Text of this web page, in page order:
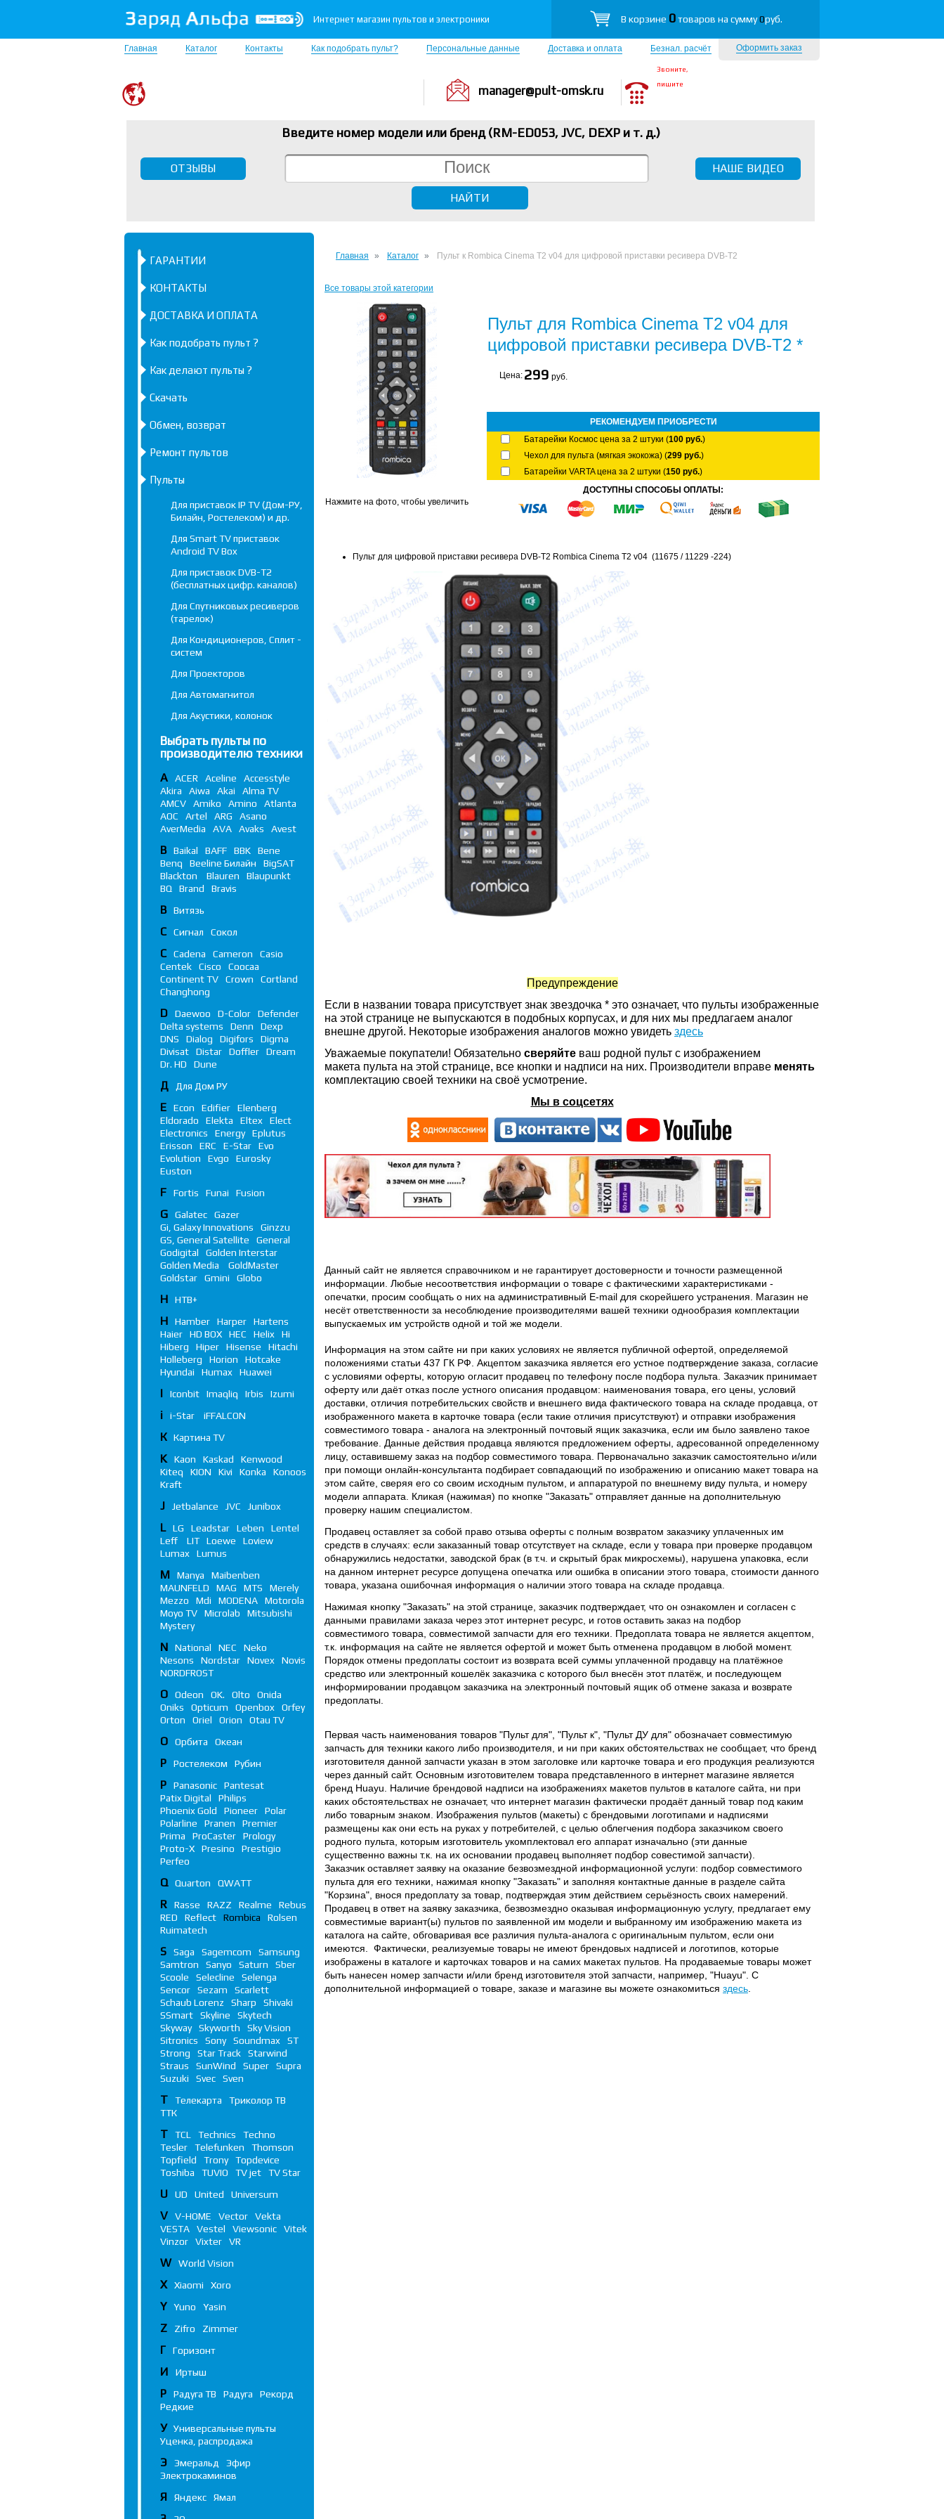
Интернет магазин пультов и электроники В корзине 0товаров на сумму0руб.
Оформить заказ
Главная Каталог Контакты Как подобрать пульт? Персональные данные Доставка и оплата Безнал. расчёт
manager@pult-omsk.ru
Звоните,
пишите
Введите номер модели или бренд (RM-ED053, JVC, DEXP и т. д.)
ОТЗЫВЫ НАШЕ ВИДЕО
Главная Каталог Пульт к Rombica Cinema T2 v04 для цифровой приставки ресивера DVB-T2
Все товары этой категории
Нажмите на фото, чтобы увеличить
Пульт для Rombica Cinema T2 v04 для
цифровой приставки ресивера DVB-T2 *
Цена: 299 руб.
РЕКОМЕНДУЕМ ПРИОБРЕСТИ
Батарейки Космос цена за 2 штуки (100 руб.)
Чехол для пульта (мягкая экокожа) (299 руб.)
Батарейки VARTA цена за 2 штуки (150 руб.)
ДОСТУПНЫ СПОСОБЫ ОПЛАТЫ:
Пульт для цифровой приставки ресивера DVB-T2 Rombica Cinema T2 v04 (11675 / 11229 -224)
Предупреждение
Если в названии товара присутствует знак звездочка * это означает, что пульты изображенные
на этой странице не выпускаются в подобных корпусах, и для них мы предлагаем аналог
внешне другой. Некоторые изображения аналогов можно увидеть здесь
Уважаемые покупатели! Обязательно сверяйте ваш родной пульт с изображением
макета пульта на этой странице, все кнопки и надписи на них. Производители вправе менять
комплектацию своей техники на своё усмотрение.
Мы в соцсетях
Данный сайт не является справочником и не гарантирует достоверности и точности размещенной
информации. Любые несоответствия информации о товаре с фактическими характеристиками -
опечатки, просим сообщать о них на административный E-mail для скорейшего устранения. Магазин не
несёт ответственности за несоблюдение производителями вашей техники однообразия комплектации
выпускаемых им устройств одной и той же модели.
Информация на этом сайте ни при каких условиях не является публичной офертой, определяемой
положениями статьи 437 ГК РФ. Акцептом заказчика является его устное подтверждение заказа, согласие
с условиями оферты, которую огласит продавец по телефону после подбора пульта. Заказчик принимает
оферту или даёт отказ после устного описания продавцом: наименования товара, его цены, условий
доставки, отличия потребительских свойств и внешнего вида фактического товара на складе продавца, от
изображенного макета в карточке товара (если такие отличия присутствуют) и отправки изображения
совместимого товара - аналога на электронный почтовый ящик заказчика, если им было заявлено такое
требование. Данные действия продавца являются предложением оферты, адресованной определенному
лицу, оставившему заказ на подбор совместимого товара. Первоначально заказчик самостоятельно и/или
при помощи онлайн-консультанта подбирает совпадающий по изображению и описанию макет товара на
этом сайте, сверяя его со своим исходным пультом, и аппаратурой по внешнему виду пульта, и номеру
модели аппарата. Кликая (нажимая) по кнопке "Заказать" отправляет данные на дополнительную
проверку нашим специалистом.
Продавец оставляет за собой право отзыва оферты с полным возвратом заказчику уплаченных им
средств в случаях: если заказанный товар отсутствует на складе, если у товара при проверке продавцом
обнаружились недостатки, заводской брак (в т.ч. и скрытый брак микросхемы), нарушена упаковка, если
на данном интернет ресурсе допущена опечатка или ошибка в описании этого товара, стоимости данного
товара, указана ошибочная информация о наличии этого товара на складе продавца.
Нажимая кнопку "Заказать" на этой странице, заказчик подтверждает, что он ознакомлен и согласен с
данными правилами заказа через этот интернет ресурс, и готов оставить заказ на подбор
совместимого товара, совместимой запчасти для его техники. Предоплата товара не является акцептом,
т.к. информация на сайте не является офертой и может быть отменена продавцом в любой момент.
Порядок отмены предоплаты состоит из возврата всей суммы уплаченной продавцу на платёжное
средство или электронный кошелёк заказчика с которого был внесён этот платёж, и последующем
информировании продавцом заказчика на электронный почтовый ящик об отмене заказа и возврате
предоплаты.
Первая часть наименования товаров "Пульт для", "Пульт к", "Пульт ДУ для" обозначает совместимую
запчасть для техники какого либо производителя, и ни при каких обстоятельствах не сообщает, что бренд
изготовителя данной запчасти указан в этом заголовке или карточке товара и его продукция реализуются
через данный сайт. Основным изготовителем товара представленного в интернет магазине является
бренд Huayu. Наличие брендовой надписи на изображениях макетов пультов в каталоге сайта, ни при
каких обстоятельствах не означает, что интернет магазин фактически продаёт данный товар под каким
либо товарным знаком. Изображения пультов (макеты) с брендовыми логотипами и надписями
размещены как они есть на руках у потребителей, с целью облегчения подбора заказчиком своего
родного пульта, которым изготовитель укомплектовал его аппарат изначально (эти данные
существенно важны т.к. на их основании продавец выполняет подбор совестимой запчасти).
Заказчик оставляет заявку на оказание безвозмездной информационной услуги: подбор совместимого
пульта для его техники, нажимая кнопку "Заказать" и заполняя контактные данные в разделе сайта
"Корзина", внося предоплату за товар, подтверждая этим действием серьёзность своих намерений.
Продавец в ответ на заявку заказчика, безвозмездно оказывая информационную услугу, предлагает ему
совместимые вариант(ы) пультов по заявленной им модели и выбранному им изображению макета из
каталога на сайте, обговаривая все различия пульта-аналога с оригинальным пультом, если они
имеются. Фактически, реализуемые товары не имеют брендовых надписей и логотипов, которые
изображены в каталоге и карточках товаров и на самих макетах пультов. На продаваемые товары может
быть нанесен номер запчасти и/или бренд изготовителя этой запчасти, например, "Huayu". С
дополнительной информацией о товаре, заказе и магазине вы можете ознакомиться здесь
ГАРАНТИИ
КОНТАКТЫ
ДОСТАВКА И ОПЛАТА
Как подобрать пульт ?
Как делают пульты ?
Скачать
Обмен, возврат
Ремонт пультов
Пульты
Для приставок IP TV (Дом-РУ,
Билайн, Ростелеком) и др.
Для Smart TV приставок
Android TV Box
Для приставок DVB-T2
(бесплатных цифр. каналов)
Для Спутниковых ресиверов
(тарелок)
Для Кондиционеров, Сплит -
систем
Для Проекторов
Для Автомагнитол
Для Акустики, колонок
Выбрать пульты по
производителю техники
A ACER Aceline
Accesstyle
Akira
Aiwa Akai
Alma TV
AMCV
Amiko Amino
Atlanta
AOC
Artel ARG
Asano
AverMedia
AVA Avaks Avest
B Baikal BAFF BBK
Bene
Benq
Beeline Билайн
BigSAT
Blackton
Blauren
Blaupunkt
BQ
Brand Bravis
В Витязь
С Сигнал Сокол
C Cadena Cameron
Casio
Centek
Cisco
Coocaa
Continent TV
Crown
Cortland
Changhong
D Daewoo D-Color
Defender
Delta systems
Denn
Dexp
DNS
Dialog Digifors
Digma
Divisat
Distar Doffler
Dream
Dr. HD
Dune
Д Для Дом РУ
E Econ Edifier
Elenberg
Eldorado
Elekta Eltex
Elect
Electronics
Energy
Eplutus
Erisson
ERC E-Star
Evo
Evolution
Evgo
Eurosky
Euston
F Fortis Funai Fusion
G Galatec
Gazer
Gi, Galaxy Innovations
Ginzzu
GS, General Satellite
General
Godigital
Golden Interstar
Golden Media
GoldMaster
Goldstar
Gmini Globo
Н НТВ+
H Hamber Harper
Hartens
Haier
HD BOX HEC Helix
Hi
Hiberg
Hiper Hisense
Hitachi
Holleberg
Horion
Hotcake
Hyundai
Humax Huawei
I Iconbit Imaqliq Irbis Izumi
i i-Star iFFALСON
К Картина TV
K Kaon Kaskad
Kenwood
Kiteq
KION Kivi Konka
Konoos
Kraft
J Jetbalance JVC Junibox
L LG Leadstar Leben
Lentel
Leff
LIT Loewe
Loview
Lumax
Lumus
M Manya
Maibenben
MAUNFELD
MAG MTS
Merely
Mezzo
Mdi MODENA
Motorola
Moyo TV
Microlab
Mitsubishi
Mystery
N National NEC
Neko
Nesons
Nordstar Novex
Novis
NORDFROST
O Odeon OK. Olto
Onida
Oniks
Opticum Openbox
Orfey
Orton
Oriel Orion Otau TV
О Орбита Океан
Р Ростелеком Рубин
P Panasonic
Pantesat
Patix Digital
Philips
Phoenix Gold
Pioneer
Polar
Polarline
Pranen
Premier
Prima
ProCaster
Prology
Proto-X
Presino
Prestigio
Perfeo
Q Quarton QWATT
R Rasse RAZZ Realme
Rebus
RED
Reflect Rombica
Rolsen
Ruimatech
S Saga Sagemcom
Samsung
Samtron
Sanyo Saturn
Sber
Scoole
Selecline
Selenga
Sencor
Sezam
Scarlett
Schaub Lorenz
Sharp
Shivaki
SSmart
Skyline
Skytech
Skyway
Skyworth
Sky Vision
Sitronics
Sony Soundmax
ST
Strong
Star Track
Starwind
Straus
SunWind Super
Supra
Suzuki
Svec Sven
Т Телекарта
Триколор ТВ
ТТК
T TCL Technics
Techno
Tesler
Telefunken
Thomson
Topfield
Trony
Topdevice
Toshiba
TUVIO TV jet TV Star
U UD United Universum
V V-HOME Vector
Vekta
VESTA
Vestel Viewsonic
Vitek
Vinzor
Vixter VR
W World Vision
X Xiaomi Xoro
Y Yuno Yasin
Z Zifro Zimmer
Г Горизонт
И Иртыш
Р Радуга ТВ Радуга
Рекорд
Редкие
У
Универсальные пульты
Уценка, распродажа
Э Эмеральд
Эфир
Электрокаминов
Я Яндекс Ямал